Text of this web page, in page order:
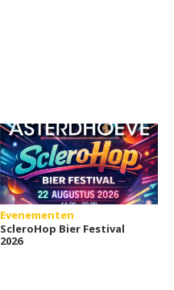
Evenementen
ScleroHop Bier Festival
2026